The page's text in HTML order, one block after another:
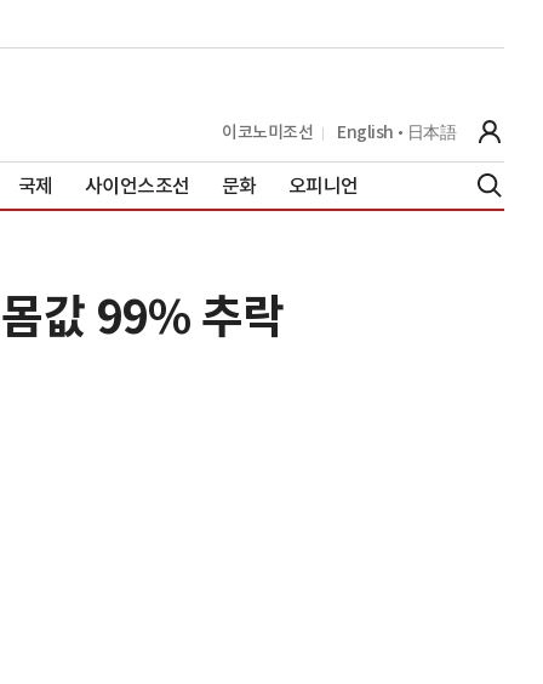
이코노미조선 English 日本語
국제 사이언스조선 문화 오피니언
값 99% 추락